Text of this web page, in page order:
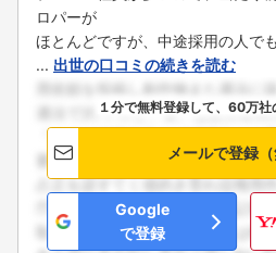
ロパーが
ほとんどですが、中途採用の人で
... 出世の口コミの続きを読む
１分で無料登録して、60万
メールで登録（
Google
で登録